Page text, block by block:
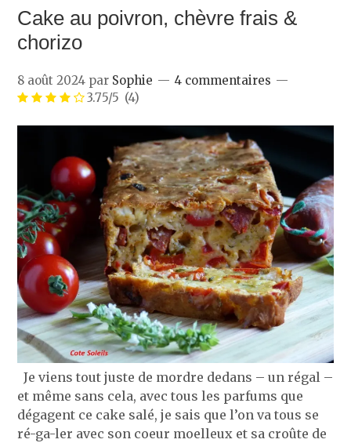
Cake au poivron, chèvre frais &
chorizo
8 août 2024 par Sophie
4 commentaires
3.75/5 (4)
Je viens tout juste de mordre dedans – un régal –
et même sans cela, avec tous les parfums que
dégagent ce cake salé, je sais que l’on va tous se
ré-ga-ler avec son coeur moelleux et sa croûte de